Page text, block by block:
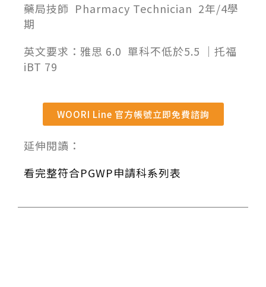
藥局技師 Pharmacy Technician 2年/4學
期
英文要求：雅思 6.0 單科不低於5.5 ｜托福
iBT 79
WOORI Line 官方帳號立即免費諮詢
延伸閱讀：
看完整符合PGWP申請科系列表